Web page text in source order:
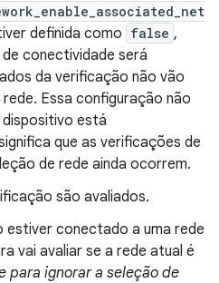
definida como false ,
conectividade será
da verificação não vão
Essa configuração não
está
que as verificações de
de rede ainda ocorrem.
são avaliados.
estiver conectado a uma rede
vai avaliar se a rede atual é
para ignorar a seleção de